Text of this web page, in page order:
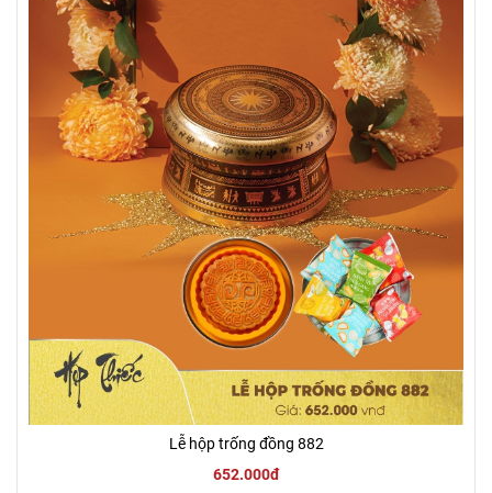
Lễ hộp trống đồng 882
652.000đ